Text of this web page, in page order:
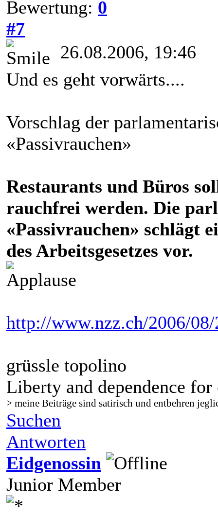
Bewertung: 0
#7
26.08.2006, 19:46
Und es geht vorwärts....
Vorschlag der
«Passivrauchen»
Restaurants und Büros
rauchfrei werden. Die
«Passivrauchen» schlägt
des Arbeitsgesetzes vor.
http://www.nzz.ch/2006/
grüssle topolino
Liberty and dependence for
> meine Beiträge sind satirisch und entbehren
Suchen
Antworten
Eidgenossin
Junior Member